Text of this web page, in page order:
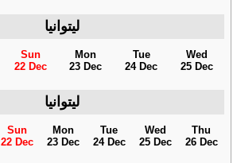
ليتوانيا
Sun
22 Dec
Mon
23 Dec
Tue
24 Dec
Wed
25 Dec
ليتوانيا
Sun
22 Dec
Mon
23 Dec
Tue
24 Dec
Wed
25 Dec
Thu
26 Dec